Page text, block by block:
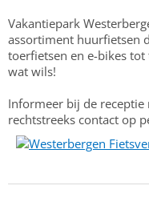
Vakantiepark
assortiment huurfietsen
toerfietsen en e-bikes
wat wils!
Informeer bij de
rechtstreeks contact op